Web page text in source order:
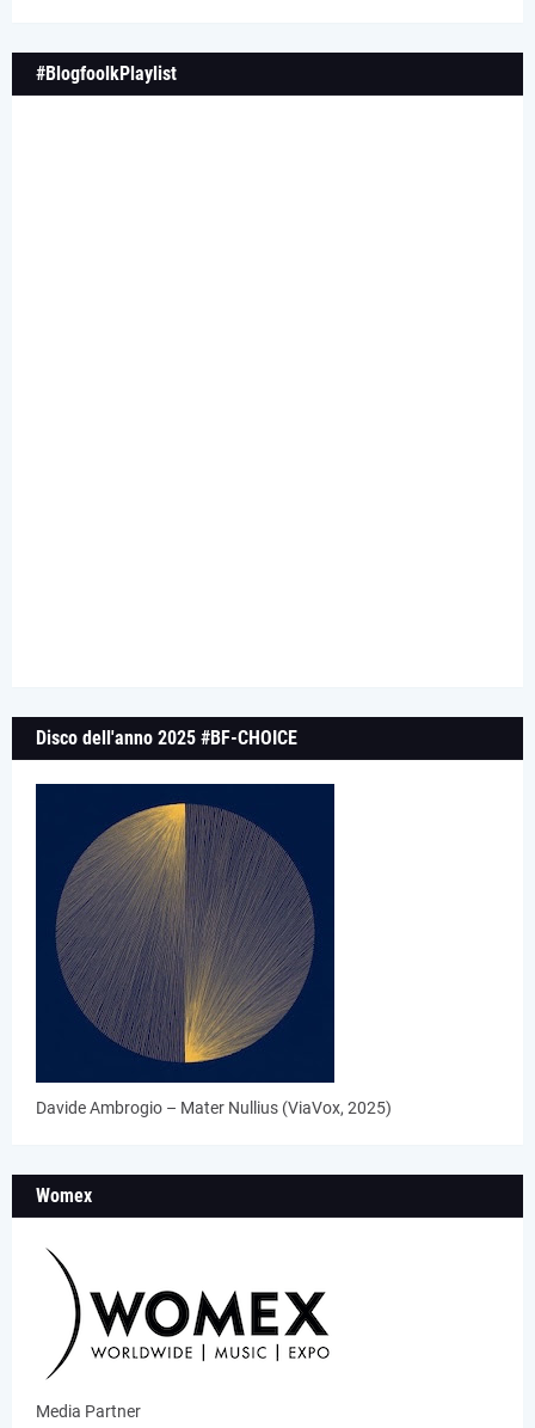
#BlogfoolkPlaylist
Disco dell'anno 2025 #BF-CHOICE
Davide Ambrogio – Mater Nullius (ViaVox, 2025)
Womex
Media Partner